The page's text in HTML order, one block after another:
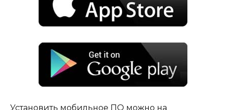
Установить мобильное ПО можно на